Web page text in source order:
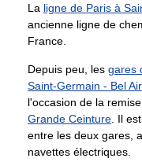
La ligne de Paris à
ancienne ligne de
France.
Depuis peu, les gares
Saint-Germain - Bel
l'occasion de la
Grande Ceinture . Il
entre les deux gares,
navettes électriques.